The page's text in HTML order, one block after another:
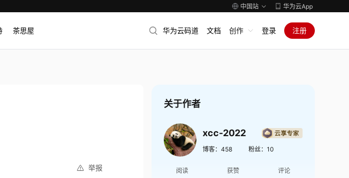
中国站 华为云App
茶思屋 华为云码道 文档 创作 登录 注册
举报
关于作者
xcc-2022
博客： 458 粉丝： 10
阅读 获赞 评论